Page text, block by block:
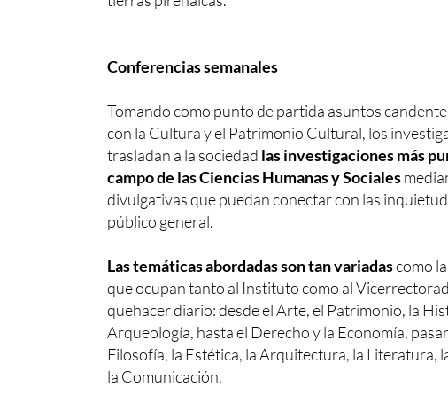
Conferencias semanales
Tomando como punto de partida asuntos
con la Cultura y el Patrimonio Cultural, los
trasladan a la sociedad las investigaciones más
campo de las Ciencias Humanas y Sociales
divulgativas que puedan conectar con las
público general.
Las temáticas abordadas son tan variadascomo
que ocupan tanto al Instituto como al
quehacer diario: desde el Arte, el Patrimonio, la
Arqueología, hasta el Derecho y la Economía,
Filosofía, la Estética, la Arquitectura, la Literatura,
la Comunicación.